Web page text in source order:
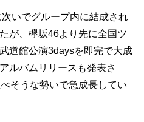
いでグループ内に結成され
が、欅坂46より先に全国ツ
道館公演3daysを即完で大成
ルバムリリースも発表さ
そうな勢いで急成長してい